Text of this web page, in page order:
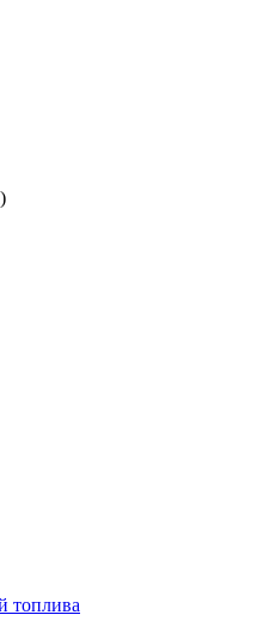
топлива